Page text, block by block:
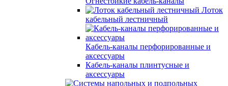
Лоток
кабельный лестничный
Кабель-каналы перфорированные и
аксессуары
Кабель-каналы плинтусные и
аксессуары